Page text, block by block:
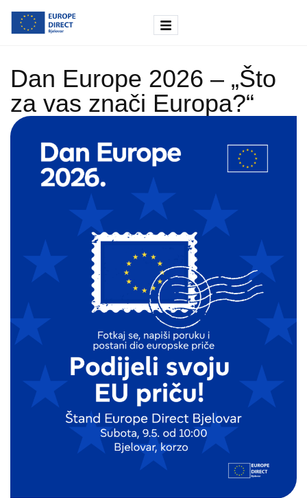
Dan Europe 2026 – „Što
za vas znači Europa?“